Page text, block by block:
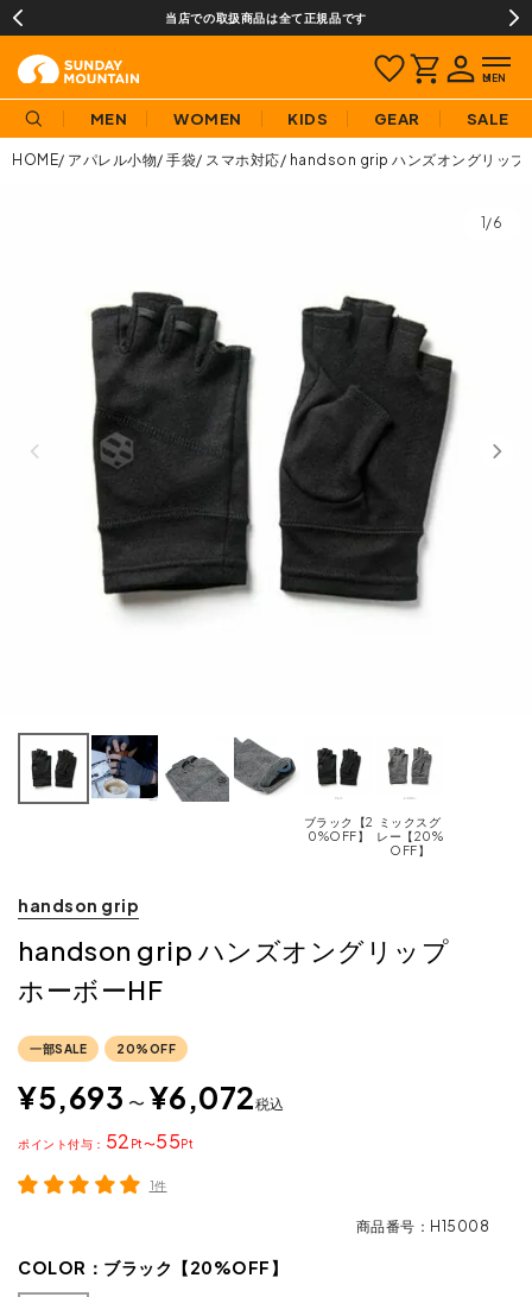
当店での取扱商品は全て正規品です
MEN WOMEN KIDS GEAR SALE
HOME アパレル小物 手袋 スマホ対応 handson grip ハンズオングリップ
1/6
ブラック【2
0%OFF】
ミックスグ
レー【20%
OFF】
handson grip
handson grip ハンズオングリップ
ホーボーHF
一部SALE 20%OFF
¥5,693 〜 ¥6,072税込
52 〜55
ポイント
1件
商品番号 H15008
COLOR： ブラック【20%OFF】